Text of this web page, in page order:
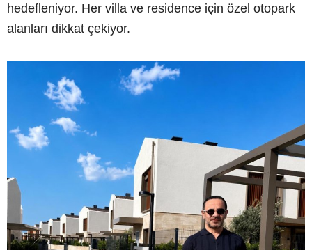
hedefleniyor. Her villa ve residence için özel otopark
alanları dikkat çekiyor.